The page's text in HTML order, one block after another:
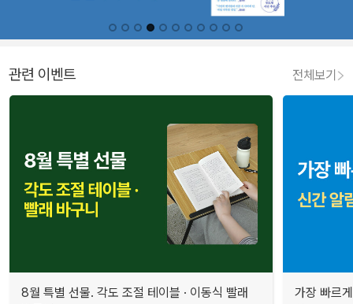
관련 이벤트 전체보기
8월 특별 선물. 각도 조절 테이블 · 이동식 빨래
가장 빠르